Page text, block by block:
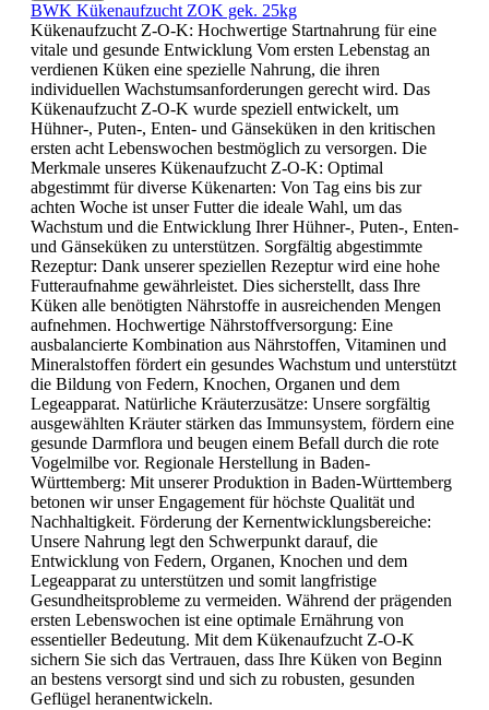
BWK Kükenaufzucht ZOK gek. 25kg
Kükenaufzucht Z-O-K: Hochwertige Startnahrung für eine
vitale und gesunde Entwicklung Vom ersten Lebenstag an
verdienen Küken eine spezielle Nahrung, die ihren
individuellen Wachstumsanforderungen gerecht wird. Das
Kükenaufzucht Z-O-K wurde speziell entwickelt, um
Hühner-, Puten-, Enten- und Gänseküken in den kritischen
ersten acht Lebenswochen bestmöglich zu versorgen. Die
Merkmale unseres Kükenaufzucht Z-O-K: Optimal
abgestimmt für diverse Kükenarten: Von Tag eins bis zur
achten Woche ist unser Futter die ideale Wahl, um das
Wachstum und die Entwicklung Ihrer Hühner-, Puten-, Enten-
und Gänseküken zu unterstützen. Sorgfältig abgestimmte
Rezeptur: Dank unserer speziellen Rezeptur wird eine hohe
Futteraufnahme gewährleistet. Dies sicherstellt, dass Ihre
Küken alle benötigten Nährstoffe in ausreichenden Mengen
aufnehmen. Hochwertige Nährstoffversorgung: Eine
ausbalancierte Kombination aus Nährstoffen, Vitaminen und
Mineralstoffen fördert ein gesundes Wachstum und unterstützt
die Bildung von Federn, Knochen, Organen und dem
Legeapparat. Natürliche Kräuterzusätze: Unsere sorgfältig
ausgewählten Kräuter stärken das Immunsystem, fördern eine
gesunde Darmflora und beugen einem Befall durch die rote
Vogelmilbe vor. Regionale Herstellung in Baden-
Württemberg: Mit unserer Produktion in Baden-Württemberg
betonen wir unser Engagement für höchste Qualität und
Nachhaltigkeit. Förderung der Kernentwicklungsbereiche:
Unsere Nahrung legt den Schwerpunkt darauf, die
Entwicklung von Federn, Organen, Knochen und dem
Legeapparat zu unterstützen und somit langfristige
Gesundheitsprobleme zu vermeiden. Während der prägenden
ersten Lebenswochen ist eine optimale Ernährung von
essentieller Bedeutung. Mit dem Kükenaufzucht Z-O-K
sichern Sie sich das Vertrauen, dass Ihre Küken von Beginn
an bestens versorgt sind und sich zu robusten, gesunden
Geflügel heranentwickeln.